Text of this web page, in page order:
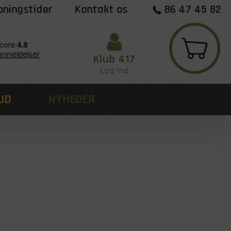
Kontakt os
86 47 45 82
Klub 417
Log ind
NYHEDER